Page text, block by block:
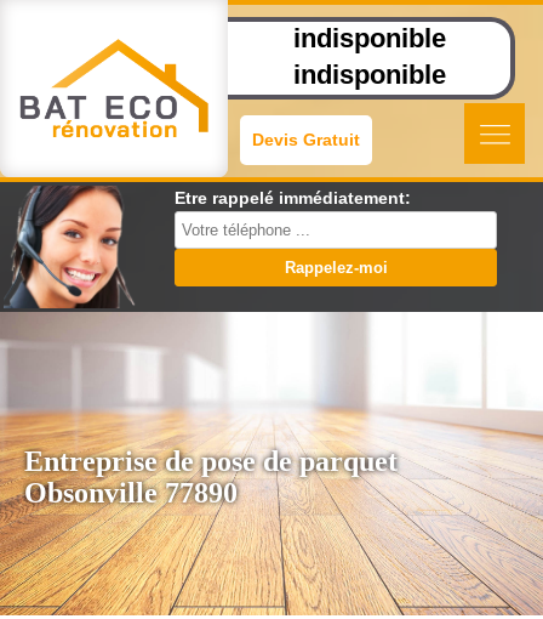
indisponible
indisponible
Devis Gratuit
Etre rappelé immédiatement:
Entreprise de pose de parquet
Obsonville 77890